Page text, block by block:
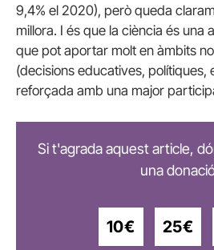
9,4% el 2020), però queda
millora. I és que la ciència és una
que pot aportar molt en àmbits
(decisions educatives, polítiques,
reforçada amb una major
Si t'agrada aquest article,
una
10€ 25€